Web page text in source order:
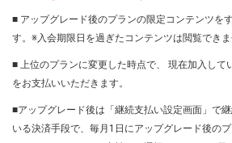
■ アップグレード後のプランの限定コンテンツを
す。※入会期限日を過ぎたコンテンツは閲覧できま
■ 上位のプランに変更した時点で、 現在加入して
をお支払いいただきます。
■アップグレード後は「継続支払い設定画面」で
いる決済手段で、毎月1日にアップグレード後の